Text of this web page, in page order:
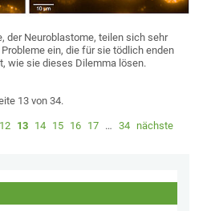
der Neuroblastome, teilen sich sehr
ein, die für sie tödlich enden
wie sie dieses Dilemma lösen.
13 von 34.
12 13 14 15 16 17 … 34 nächste